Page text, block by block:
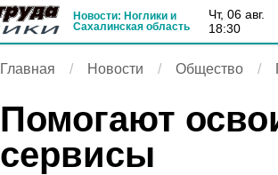
Новости: Ноглики и
Сахалинская область
чт, 06 авг.
18:30
Главная Новости Общество
Помогают
сервисы